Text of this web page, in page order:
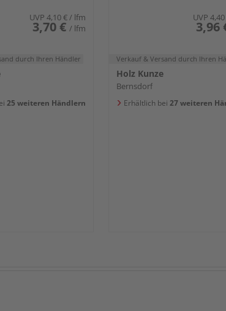
UVP 4,10 € / lfm
3,70 € / lfm
durch Ihren Händler
25 weiteren Händlern
UVP
3,96
Verkauf & Versand durch Ihren
Holz Kunze
Bernsdorf
Erhältlich bei 27 weiteren